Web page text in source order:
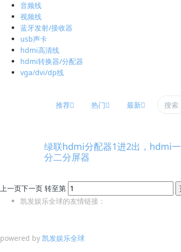
音频线
视频线
蓝牙发射/接收器
usb声卡
hdmi高清线
hdmi转换器/分配器
vga/dvi/dp线
推荐 热门 最新
绿联hdmi分配器1进2出，hdmi一
分二分屏器
上一页下一页 转至第
凯发娱乐全球的友情链接：
powered by 凯发娱乐全球